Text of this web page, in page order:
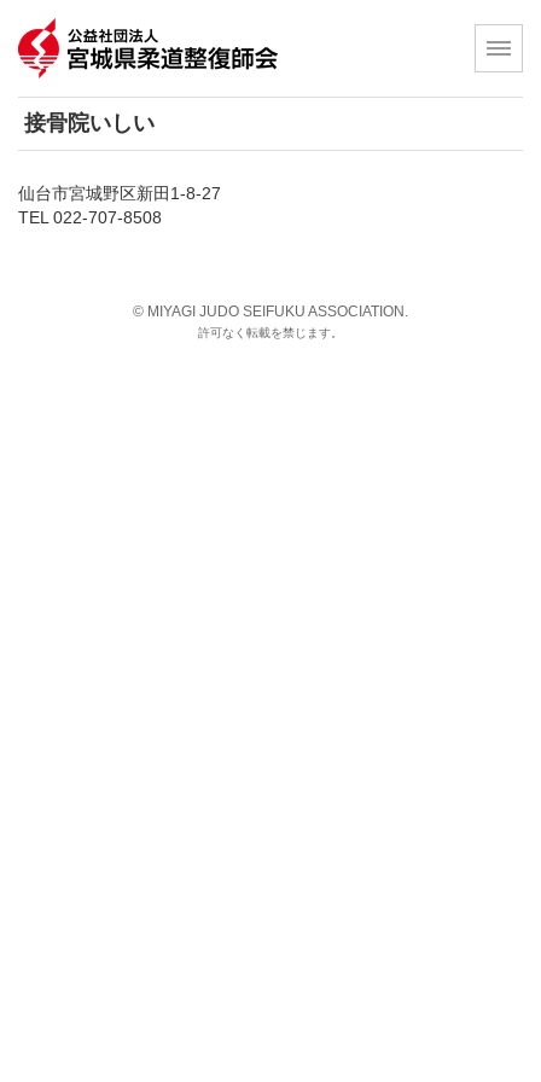
接骨院いしい
仙台市宮城野区新田1-8-27
TEL 022-707-8508
© MIYAGI JUDO SEIFUKU ASSOCIATION.
許可なく転載を禁じます。